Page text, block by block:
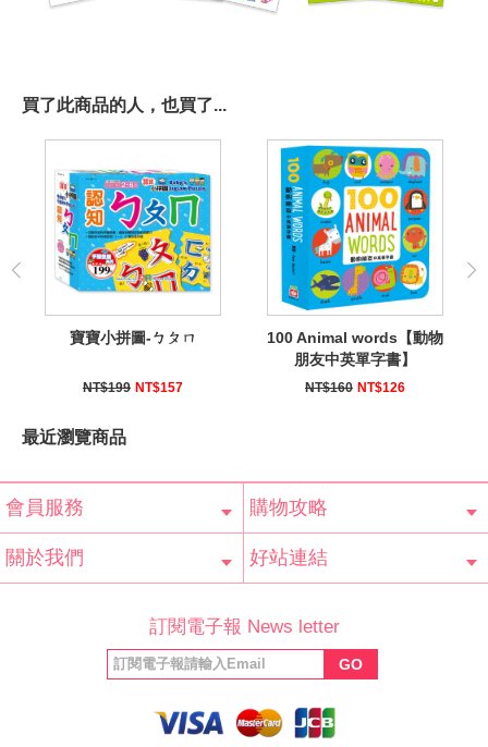
買了此商品的人，也買了...
寶寶小拼圖-ㄅㄆㄇ
NT$199 NT$157
100 Animal words【動物
朋友中英單字書】
NT$160 NT$126
最近瀏覽商品
會員服務
會員辨法
客服信箱
隱私條款
網站導覽
購物攻略
常見問題
購物說明
訂單查詢
關於我們 好站連結
福利協會
絲專頁
訂閱電子報 News letter
GO